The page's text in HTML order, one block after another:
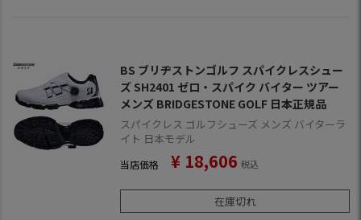
BS ブリヂストンゴルフ スパイクレスシュー
ズ SH2401 ゼロ・スパイク バイター ツアー
メンズ BRIDGESTONE GOLF 日本正規品
スパイクレス ゴルフシューズ メンズ バイターラ
イト 日本モデル
当店価格 ¥ 18,606 税込
在庫切れ